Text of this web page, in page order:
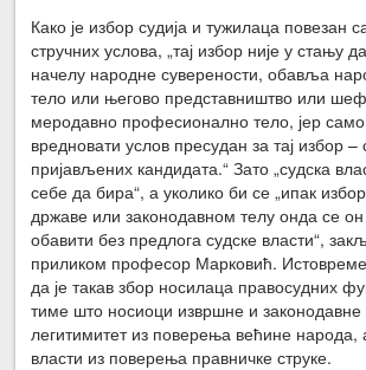
Како је избор судија и тужилаца повезан
стручних услова, „тај избор није у стању
начелу народне суверености, обавља
тело или његово представништво или
меродавно професионално тело, јер
вредновати услов пресудан за тај избор –
пријављених кандидата.“ Зато „судска
себе да бира“, а уколико би се „ипак
државе или законодавном телу онда се
обавити без предлога судске власти“,
приликом професор Марковић.
да је такав збор носилаца правосудних
тиме што носиоци извршне и законодавне
легитимитет из поверења већине народа,
власти из поверења правничке струке.